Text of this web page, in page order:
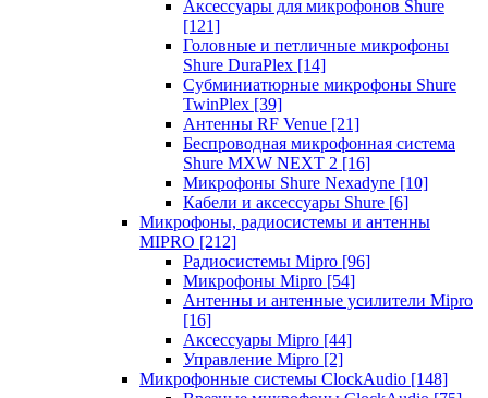
Аксессуары для микрофонов Shure
[121]
Головные и петличные микрофоны
Shure DuraPlex [14]
Субминиатюрные микрофоны Shure
TwinPlex [39]
Антенны RF Venue [21]
Беспроводная микрофонная система
Shure MXW NEXT 2 [16]
Микрофоны Shure Nexadyne [10]
Кабели и аксессуары Shure [6]
Микрофоны, радиосистемы и антенны
MIPRO [212]
Радиосистемы Mipro [96]
Микрофоны Mipro [54]
Антенны и антенные усилители Mipro
[16]
Аксессуары Mipro [44]
Управление Mipro [2]
Микрофонные системы ClockAudio [148]